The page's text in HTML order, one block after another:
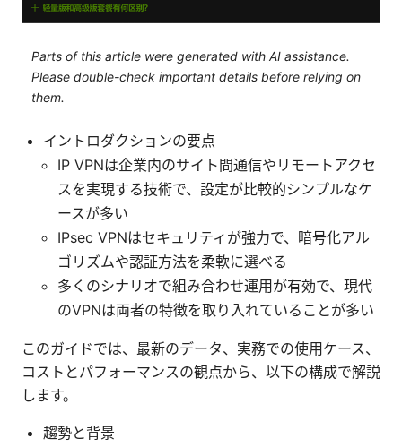
Parts of this article were generated with AI assistance.
Please double-check important details before relying on
them.
イントロダクションの要点
IP VPNは企業内のサイト間通信やリモートアクセ
スを実現する技術で、設定が比較的シンプルなケ
ースが多い
IPsec VPNはセキュリティが強力で、暗号化アル
ゴリズムや認証方法を柔軟に選べる
多くのシナリオで組み合わせ運用が有効で、現代
のVPNは両者の特徴を取り入れていることが多い
このガイドでは、最新のデータ、実務での使用ケース、
コストとパフォーマンスの観点から、以下の構成で解説
します。
趨勢と背景